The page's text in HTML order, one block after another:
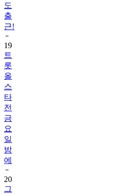
도
출
근!
19
트
롯
올
스
타
전
금
요
일
밤
에
20
그